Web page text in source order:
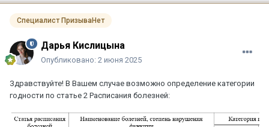
Специалист ПризываНет
Дарья Кислицына
Опубликовано: 2 июня 2025
Здравствуйте! В Вашем случае возможно определение категории
годности по статье 2 Расписания болезней: